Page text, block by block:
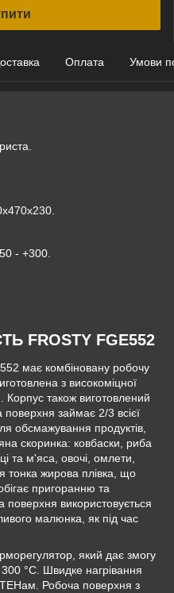
Оплата Умови
- +300.
FROSTY FGE552
має комбіновану робочу
з високоміцної
Корпус також виготовлений
поверхня займає 2/3 всієї
обсмажування продуктів,
скоринка: ковбаски, риба
та м'яса, овочі, омлети,
тонка жирова плівка, що
пригоранню та
використовується
малюнка, як під час
який дає змогу
°C. Швидке нагрівання
ТЕНам. Робоча поверхня з